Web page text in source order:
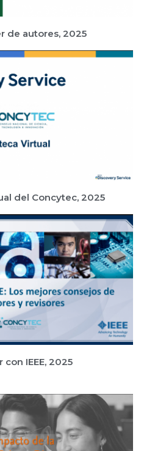
de autores, 2025
del Concytec, 2025
con IEEE, 2025